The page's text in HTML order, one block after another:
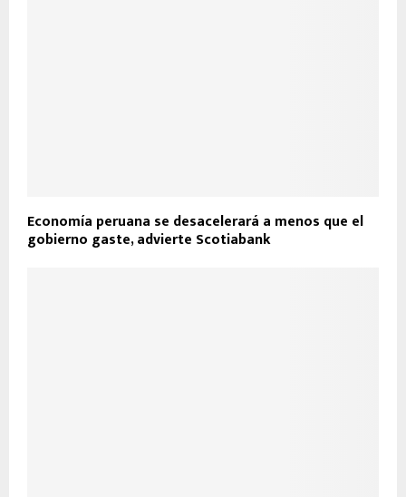
Economía peruana se desacelerará a menos que el
gobierno gaste, advierte Scotiabank